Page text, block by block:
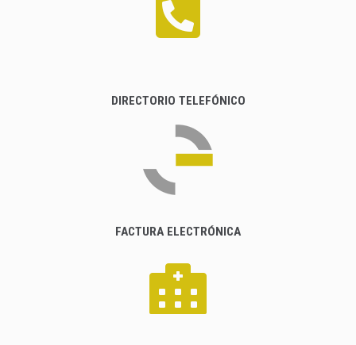
DIRECTORIO TELEFÓNICO
FACTURA ELECTRÓNICA